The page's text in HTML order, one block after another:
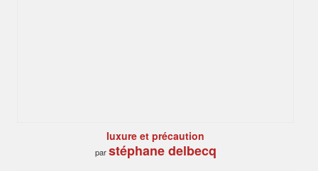
luxure et précaution
parstéphane delbecq